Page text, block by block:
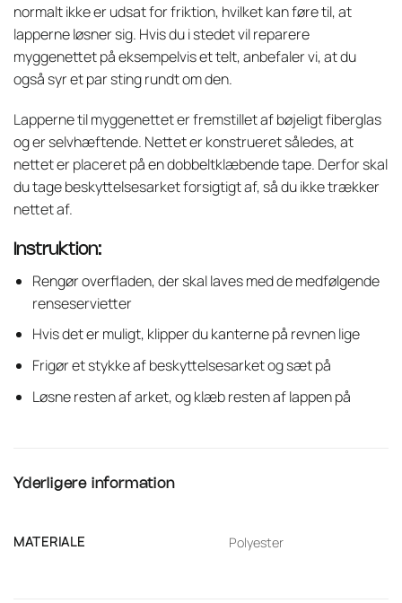
normalt ikke er udsat for friktion, hvilket kan føre til, at
lapperne løsner sig. Hvis du i stedet vil reparere
myggenettet på eksempelvis et telt, anbefaler vi, at du
også syr et par sting rundt om den.
Lapperne til myggenettet er fremstillet af bøjeligt fiberglas
og er selvhæftende. Nettet er konstrueret således, at
nettet er placeret på en dobbeltklæbende tape. Derfor skal
du tage beskyttelsesarket forsigtigt af, så du ikke trækker
nettet af.
Instruktion:
Rengør overfladen, der skal laves med de medfølgende
renseservietter
Hvis det er muligt, klipper du kanterne på revnen lige
Frigør et stykke af beskyttelsesarket og sæt på
Løsne resten af arket, og klæb resten af lappen på
Yderligere information
MATERIALE Polyester